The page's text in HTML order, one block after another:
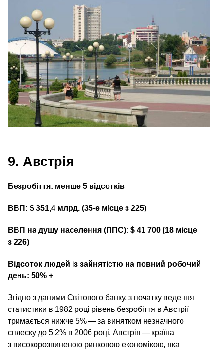
9. Австрія
Безробіття: менше 5 відсотків
ВВП: $ 351,4 млрд. (35‑е місце з 225)
ВВП на душу населення (ППС): $ 41 700 (18 місце
з 226)
Відсоток людей із зайнятістю на повний робочий
день: 50% +
Згідно з даними Світового банку, з початку ведення
статистики в 1982 році рівень безробіття в Австрії
тримається нижче 5% — за винятком незначного
сплеску до 5,2% в 2006 році. Австрія — країна
з високорозвиненою ринковою економікою, яка